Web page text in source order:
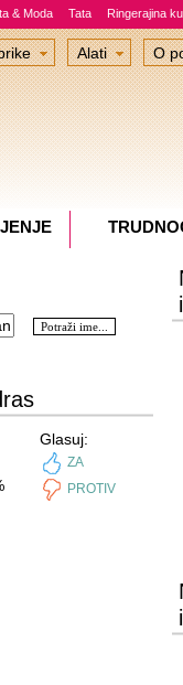
& Moda Tata Ringerajina
Glasuj:
ZA
PROTIV
Alati O